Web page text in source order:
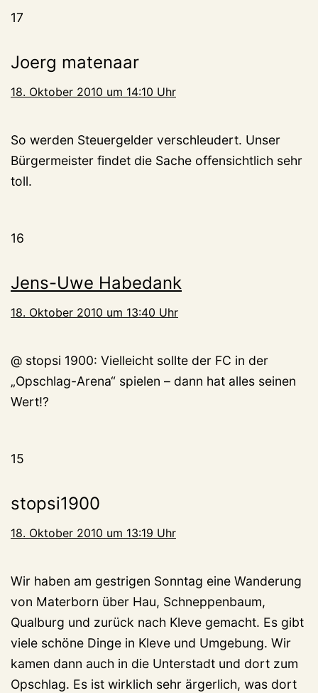
17
Joerg matenaar
18. Oktober 2010 um 14:10 Uhr
So werden Steuergelder verschleudert. Unser
Bürgermeister findet die Sache offensichtlich sehr
toll.
16
Jens-Uwe Habedank
18. Oktober 2010 um 13:40 Uhr
@ stopsi 1900: Vielleicht sollte der FC in der
„Opschlag-Arena“ spielen – dann hat alles seinen
Wert!?
15
stopsi1900
18. Oktober 2010 um 13:19 Uhr
Wir haben am gestrigen Sonntag eine Wanderung
von Materborn über Hau, Schneppenbaum,
Qualburg und zurück nach Kleve gemacht. Es gibt
viele schöne Dinge in Kleve und Umgebung. Wir
kamen dann auch in die Unterstadt und dort zum
Opschlag. Es ist wirklich sehr ärgerlich, was dort